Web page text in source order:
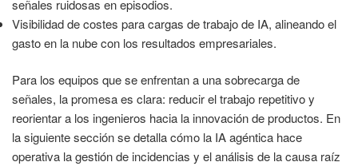
señales ruidosas en episodios.
Visibilidad de costes para cargas de trabajo de IA, alineando el
gasto en la nube con los resultados empresariales.
Para los equipos que se enfrentan a una sobrecarga de
señales, la promesa es clara: reducir el trabajo repetitivo y
reorientar a los ingenieros hacia la innovación de productos. En
la siguiente sección se detalla cómo la IA agéntica hace
operativa la gestión de incidencias y el análisis de la causa raíz